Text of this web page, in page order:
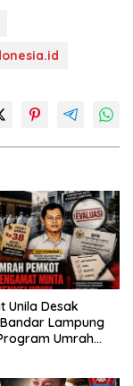
Unila Desak
Lampung
Umrah